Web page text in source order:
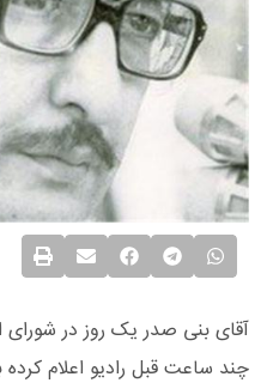
آقای بنی صدر یک روز در شورای
چند ساعت قبل رادیو اعلام